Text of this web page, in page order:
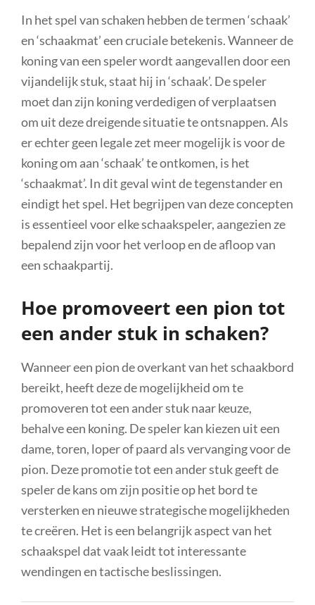
In het spel van schaken hebben de termen ‘schaak’
en ‘schaakmat’ een cruciale betekenis. Wanneer de
koning van een speler wordt aangevallen door een
vijandelijk stuk, staat hij in ‘schaak’. De speler
moet dan zijn koning verdedigen of verplaatsen
om uit deze dreigende situatie te ontsnappen. Als
er echter geen legale zet meer mogelijk is voor de
koning om aan ‘schaak’ te ontkomen, is het
‘schaakmat’. In dit geval wint de tegenstander en
eindigt het spel. Het begrijpen van deze concepten
is essentieel voor elke schaakspeler, aangezien ze
bepalend zijn voor het verloop en de afloop van
een schaakpartij.
Hoe promoveert een pion tot
een ander stuk in schaken?
Wanneer een pion de overkant van het schaakbord
bereikt, heeft deze de mogelijkheid om te
promoveren tot een ander stuk naar keuze,
behalve een koning. De speler kan kiezen uit een
dame, toren, loper of paard als vervanging voor de
pion. Deze promotie tot een ander stuk geeft de
speler de kans om zijn positie op het bord te
versterken en nieuwe strategische mogelijkheden
te creëren. Het is een belangrijk aspect van het
schaakspel dat vaak leidt tot interessante
wendingen en tactische beslissingen.